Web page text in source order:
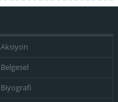
Aksiyon
Belgesel
Biyografi